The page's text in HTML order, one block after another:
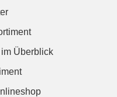
Überblick